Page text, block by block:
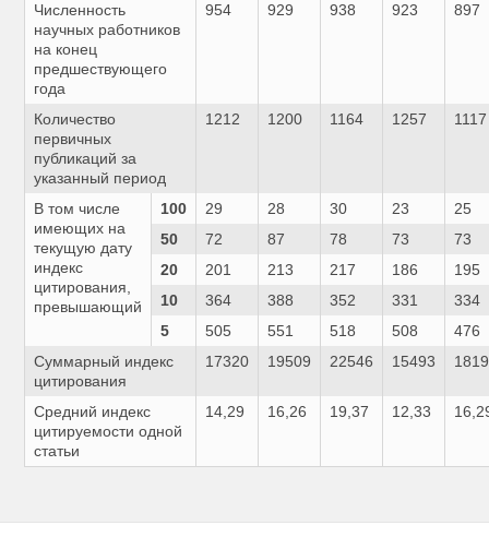
Численность
научных работников
на конец
предшествующего
года
954 929 938 923 897
Количество
первичных
публикаций за
указанный период
1212 1200 1164 1257 1117
В том числе
имеющих на
текущую дату
индекс
цитирования,
превышающий
100 29 28 30 23
25
50
72 87 78 73
73
20
201 213 217 186
195
10
364 388 352 331
334
5
505 551 518 508
476
Суммарный индекс
цитирования
17320 19509 22546 15493
Средний индекс
цитируемости одной
статьи
14,29 16,26 19,37 12,33